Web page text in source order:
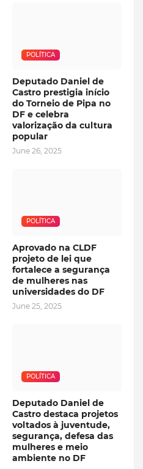
POLÍTICA
Deputado Daniel de
Castro prestigia início
do Torneio de Pipa no
DF e celebra
valorização da cultura
popular
June 26, 2025
POLÍTICA
Aprovado na CLDF
projeto de lei que
fortalece a segurança
de mulheres nas
universidades do DF
June 25, 2025
POLÍTICA
Deputado Daniel de
Castro destaca projetos
voltados à juventude,
segurança, defesa das
mulheres e meio
ambiente no DF